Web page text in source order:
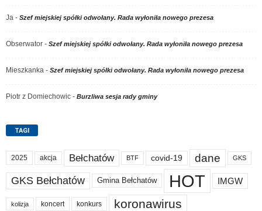
Ja - Szef miejskiej spółki odwołany. Rada wyłoniła nowego prezesa
Obserwator - Szef miejskiej spółki odwołany. Rada wyłoniła nowego prezesa
Mieszkanka - Szef miejskiej spółki odwołany. Rada wyłoniła nowego prezesa
Piotr z Domiechowic - Burzliwa sesja rady gminy
TAGI
2025 akcja Bełchatów BTF covid-19 dane GKS
GKS Bełchatów Gmina Bełchatów HOT IMGW
kolizja koncert konkurs koronawirus